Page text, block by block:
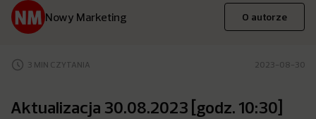
Nowy Marketing O autorze
3 MIN CZYTANIA 2023-08-30
Aktualizacja 30.08.2023 [godz. 10:30]